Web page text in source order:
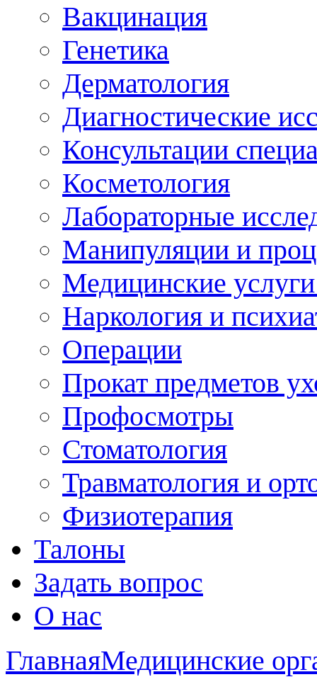
Вакцинация
Генетика
Дерматология
Диагностические
Консультации
Косметология
Лабораторные
Манипуляции и
Медицинские
Наркология и
Операции
Прокат предметов
Профосмотры
Стоматология
Травматология и
Физиотерапия
Талоны
Задать вопрос
О нас
ГлавнаяМедицинские